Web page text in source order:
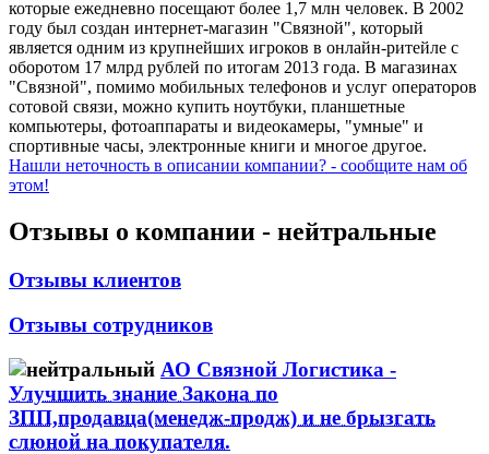
которые ежедневно посещают более 1,7 млн человек. В 2002
году был создан интернет-магазин "Связной", который
является одним из крупнейших игроков в онлайн-ритейле с
оборотом 17 млрд рублей по итогам 2013 года. В магазинах
"Связной", помимо мобильных телефонов и услуг операторов
сотовой связи, можно купить ноутбуки, планшетные
компьютеры, фотоаппараты и видеокамеры, "умные" и
спортивные часы, электронные книги и многое другое.
Нашли неточность в описании компании? - сообщите нам об
этом!
Отзывы о компании - нейтральные
Отзывы клиентов
Отзывы сотрудников
АО Связной Логистика -
Улучшить знание Закона по
ЗПП,продавца(менедж-продж) и не брызгать
слюной на покупателя.